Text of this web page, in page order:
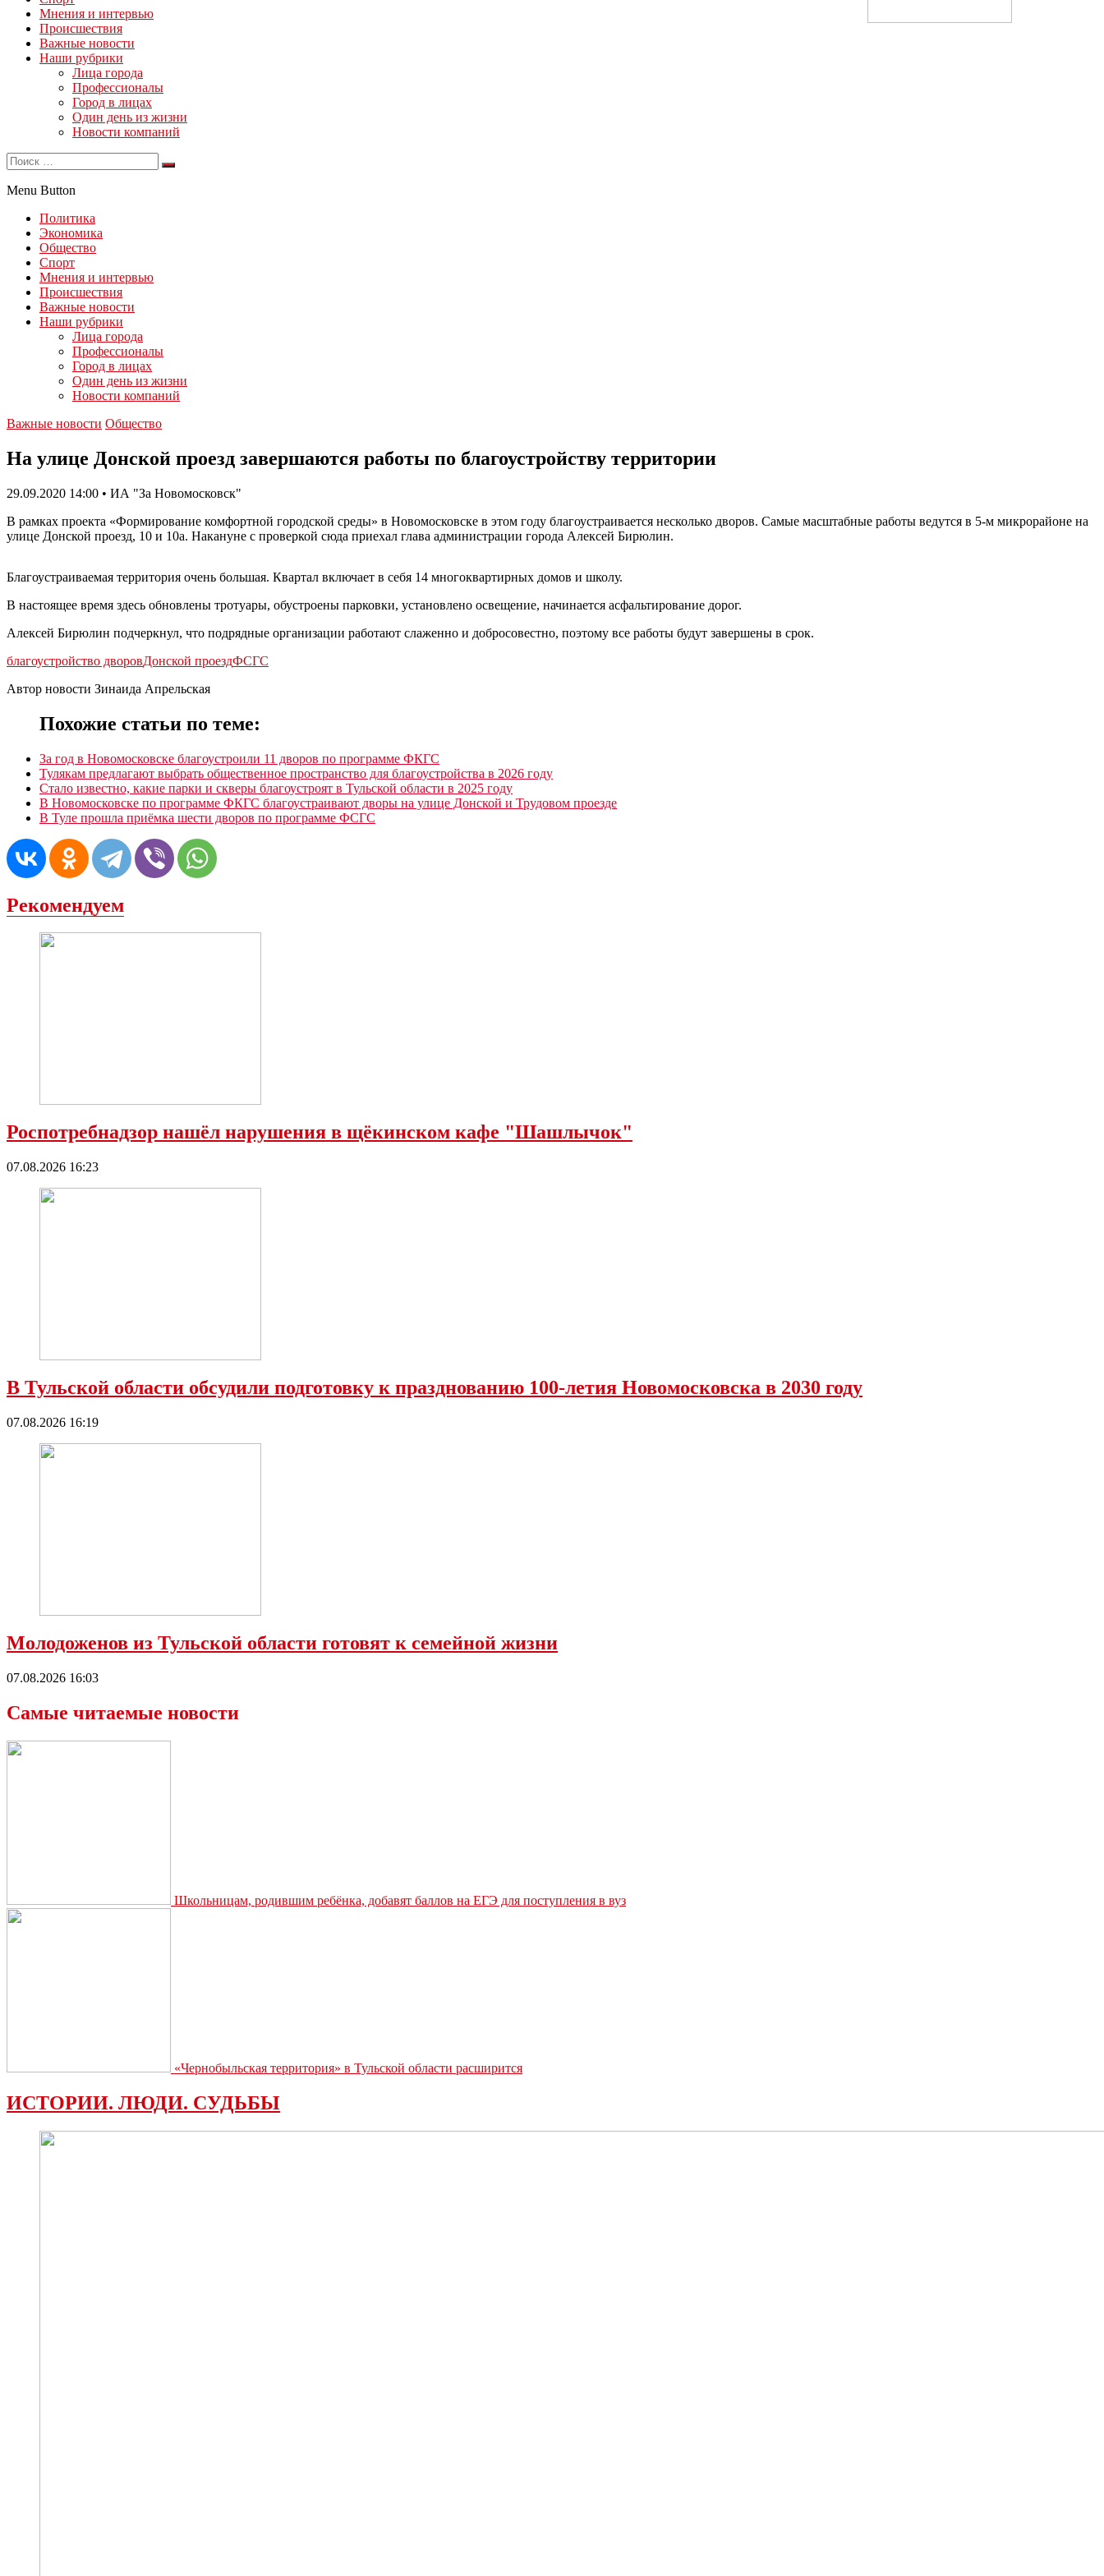
Мнения и интервью
Происшествия
Важные новости
Наши рубрики
Лица города
Профессионалы
Город в лицах
Один день из жизни
Новости компаний
Menu Button
Политика
Экономика
Общество
Спорт
Мнения и интервью
Происшествия
Важные новости
Наши рубрики
Лица города
Профессионалы
Город в лицах
Один день из жизни
Новости компаний
Важные новости Общество
На улице Донской проезд завершаются работы по благоустройству территории
29.09.2020 14:00 • ИА "За Новомосковск"
В рамках проекта «Формирование комфортной городской среды» в Новомосковске в этом году благоустраивается несколько дворов. Самые масштабные работы ведутся в 5-м микрорайоне на
улице Донской проезд, 10 и 10а. Накануне с проверкой сюда приехал глава администрации города Алексей Бирюлин.
Благоустраиваемая территория очень большая. Квартал включает в себя 14 многоквартирных домов и школу.
В настоящее время здесь обновлены тротуары, обустроены парковки, установлено освещение, начинается асфальтирование дорог.
Алексей Бирюлин подчеркнул, что подрядные организации работают слаженно и добросовестно, поэтому все работы будут завершены в срок.
благоустройство дворовДонской проездФСГС
Автор новости Зинаида Апрельская
Похожие статьи по теме:
За год в Новомосковске благоустроили 11 дворов по программе ФКГС
Тулякам предлагают выбрать общественное пространство для благоустройства в 2026 году
Стало известно, какие парки и скверы благоустроят в Тульской области в 2025 году
В Новомосковске по программе ФКГС благоустраивают дворы на улице Донской и Трудовом проезде
В Туле прошла приёмка шести дворов по программе ФСГС
Рекомендуем
Роспотребнадзор нашёл нарушения в щёкинском кафе "Шашлычок"
07.08.2026 16:23
В Тульской области обсудили подготовку к празднованию 100-летия Новомосковска в 2030 году
07.08.2026 16:19
Молодоженов из Тульской области готовят к семейной жизни
07.08.2026 16:03
Самые читаемые новости
Школьницам, родившим ребёнка, добавят баллов на ЕГЭ для поступления в вуз
«Чернобыльская территория» в Тульской области расширится
ИСТОРИИ. ЛЮДИ. СУДЬБЫ